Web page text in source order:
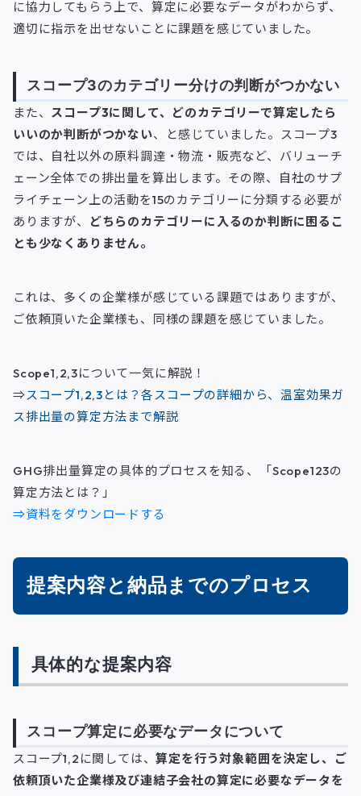
に協力してもらう上で、算定に必要なデータがわからず、
適切に指示を出せないことに課題を感じていました。
スコープ3のカテゴリー分けの判断がつかない
また、 スコープ3に関して、どのカテゴリーで算定したら
いいのか判断がつかない、と感じていました。スコープ3
では、自社以外の原料調達・物流・販売など、バリューチ
ェーン全体での排出量を算出します。その際、自社のサプ
ライチェーン上の活動を15のカテゴリーに分類する必要が
ありますが、
どちらのカテゴリーに入るのか判断に困るこ
とも少なくありません。
これは、多くの企業様が感じている課題ではありますが、
ご依頼頂いた企業様も、同様の課題を感じていました。
Scope1,2,3について一気に解説！
⇒スコープ1,2,3とは？各スコープの詳細から、温室効果ガ
ス排出量の算定方法まで解説
GHG排出量算定の具体的プロセスを知る、「Scope123の
算定方法とは？」
⇒資料をダウンロードする
提案内容と納品までのプロセス
具体的な提案内容
スコープ算定に必要なデータについて
スコープ1,2に関しては、算定を行う対象範囲を決定し、ご
依頼頂いた企業様及び連結子会社の算定に必要なデータを